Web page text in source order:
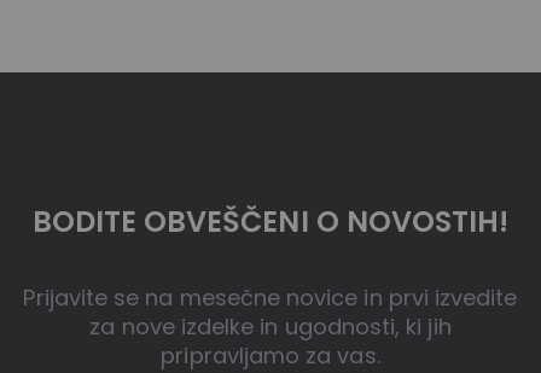
BODITE OBVEŠČENI O NOVOSTIH!
Prijavite se na mesečne novice in prvi izvedite
za nove izdelke in ugodnosti, ki jih
pripravljamo za vas.